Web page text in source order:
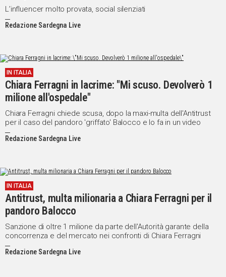
UNISCITI
WHATSAPP
Social
L’influencer molto provata, social silenziati
Redazione Sardegna Live
IN ITALIA
Chiara Ferragni in lacrime: "Mi scuso. Devolverò 1
milione all'ospedale"
Chiara Ferragni chiede scusa, dopo la maxi-multa dell'Antitrust
per il caso del pandoro 'griffato' Balocco e lo fa in un video
Redazione Sardegna Live
IN ITALIA
Antitrust, multa milionaria a Chiara Ferragni per il
pandoro Balocco
Sanzione di oltre 1 milione da parte dell'Autorità garante della
concorrenza e del mercato nei confronti di Chiara Ferragni
Redazione Sardegna Live